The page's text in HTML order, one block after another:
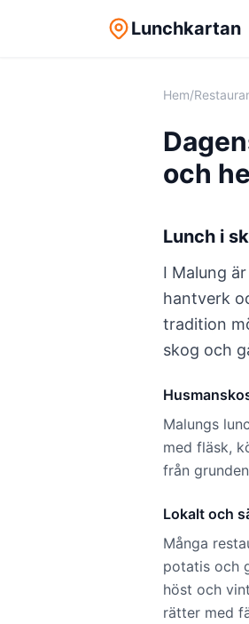
Lunchkartan
Hem/
och
Lunch i
I Malung
hantverk
tradition
skog och
Malungs
med fläsk,
från
Lokalt och
Många
potatis och
höst och
rätter med